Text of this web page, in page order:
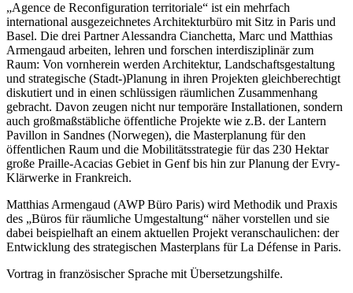
„Agence de Reconfiguration territoriale“ ist ein mehrfach
international ausgezeichnetes Architekturbüro mit Sitz in Paris und
Basel. Die drei Partner Alessandra Cianchetta, Marc und Matthias
Armengaud arbeiten, lehren und forschen interdisziplinär zum
Raum: Von vornherein werden Architektur, Landschaftsgestaltung
und strategische (Stadt-)Planung in ihren Projekten gleichberechtigt
diskutiert und in einen schlüssigen räumlichen Zusammenhang
gebracht. Davon zeugen nicht nur temporäre Installationen, sondern
auch großmaßstäbliche öffentliche Projekte wie z.B. der Lantern
Pavillon in Sandnes (Norwegen), die Masterplanung für den
öffentlichen Raum und die Mobilitätsstrategie für das 230 Hektar
große Praille-Acacias Gebiet in Genf bis hin zur Planung der Evry-
Klärwerke in Frankreich.
Matthias Armengaud (AWP Büro Paris) wird Methodik und Praxis
des „Büros für räumliche Umgestaltung“ näher vorstellen und sie
dabei beispielhaft an einem aktuellen Projekt veranschaulichen: der
Entwicklung des strategischen Masterplans für La Défense in Paris.
Vortrag in französischer Sprache mit Übersetzungshilfe.